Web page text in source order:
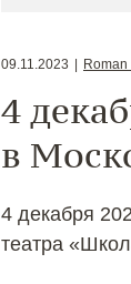
09.11.2023
4
в
4 декабря
театра